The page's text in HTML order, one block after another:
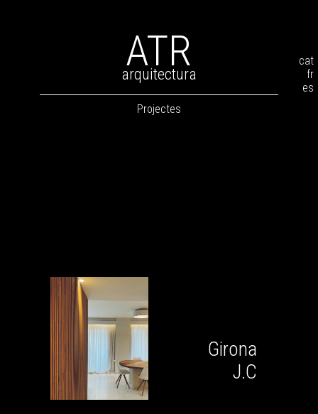
ATR
arquitectura
cat
fr
es
Projectes
Girona
J.C